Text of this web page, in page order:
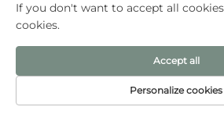
If you don't want to accept all
cookies.
Personalize cookies
Accept all